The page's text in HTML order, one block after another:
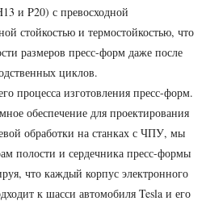
и P20) с превосходной
стойкостью и термостойкостью, что
размеров пресс-форм даже после
циклов.
процесса изготовления пресс-форм.
обеспечение для проектирования
обработки на станках с ЧПУ, мы
полости и сердечника пресс-формы
что каждый корпус электронного
к шасси автомобиля Tesla и его